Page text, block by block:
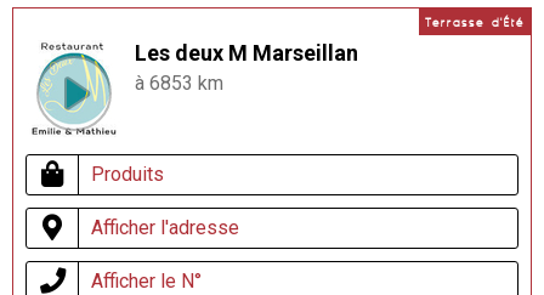
Terrasse d'Été
Les deux M Marseillan
à 6853 km
Produits
Afficher l'adresse
Afficher le N°